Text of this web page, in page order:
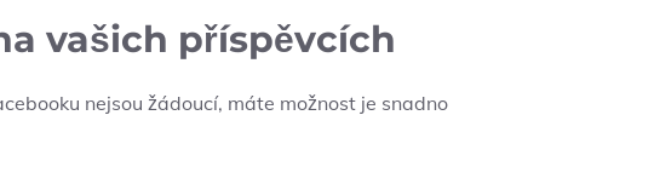
vašich příspěvcích
nejsou žádoucí, máte možnost je snadno